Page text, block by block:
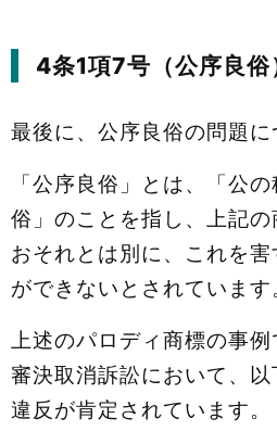
4条1項7号（公序良俗
最後に、公序良俗の問題に
「公序良俗」とは、「公
俗」のことを指し、上記
おそれとは別に、これを
ができないとされています
上述のパロディ商標の事
審決取消訴訟において、
違反が肯定されています。